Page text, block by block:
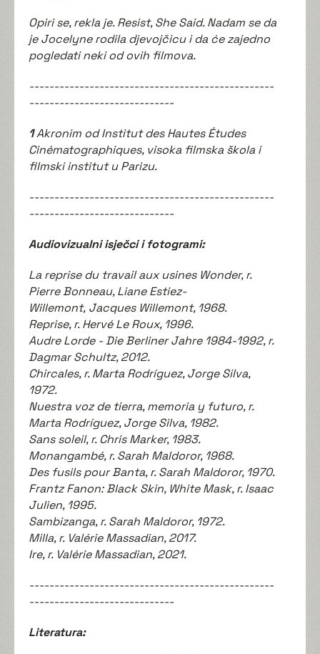
Opiri se, rekla je. Resist, She Said. Nadam se da
je Jocelyne rodila djevojčicu i da će zajedno
pogledati neki od ovih filmova.
-------------------------------------------------
-----------------------------
1Akronim od Institut des Hautes Études
Cinématographiques, visoka filmska škola i
filmski institut u Parizu.
-------------------------------------------------
-----------------------------
Audiovizualni isječci i fotogrami:
La reprise du travail aux usines Wonder, r.
Pierre Bonneau, Liane Estiez-
Willemont, Jacques Willemont, 1968.
Reprise, r. Hervé Le Roux, 1996.
Audre Lorde - Die Berliner Jahre 1984-1992, r.
Dagmar Schultz, 2012.
Chircales, r. Marta Rodríguez, Jorge Silva,
1972.
Nuestra voz de tierra, memoria y futuro, r.
Marta Rodríguez, Jorge Silva, 1982.
Sans soleil, r. Chris Marker, 1983.
Monangambé, r. Sarah Maldoror, 1968.
Des fusils pour Banta, r. Sarah Maldoror, 1970.
Frantz Fanon: Black Skin, White Mask, r. Isaac
Julien, 1995.
Sambizanga, r. Sarah Maldoror, 1972.
Milla, r. Valérie Massadian, 2017.
Ire, r. Valérie Massadian, 2021.
-------------------------------------------------
-----------------------------
Literatura: